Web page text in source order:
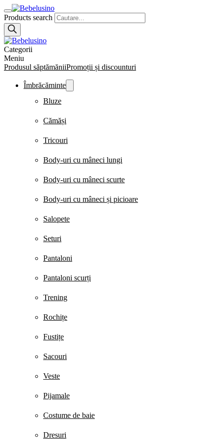
Products search
Categorii
Meniu
Produsul săptămăniiPromoții și discounturi
Îmbrăcăminte
Bluze
Cămăși
Tricouri
Body-uri cu mâneci lungi
Body-uri cu mâneci scurte
Body-uri cu mâneci și picioare
Salopete
Seturi
Pantaloni
Pantaloni scurți
Trening
Rochițe
Fustițe
Sacouri
Veste
Pijamale
Costume de baie
Dresuri